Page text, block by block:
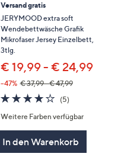
Versand gratis
JERYMOOD extra soft
Wendebettwäsche Grafik
Mikrofaser Jersey Einzelbett,
3tlg.
€ 19,99 - € 24,99
--47% € 37,99 - € 47,99
4.0
von
5
(5)5
Weitere Farben verfügbar
In den Warenkorb